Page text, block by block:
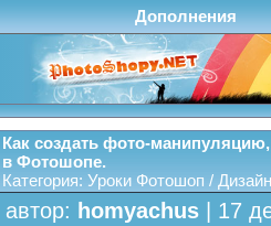
Дополнения
Как создать фото-
в Фотошопе.
Категория: Уроки Фотошоп /
автор: homyachus | 17